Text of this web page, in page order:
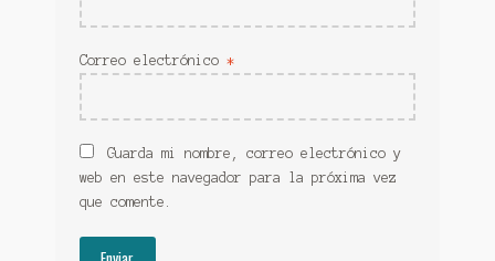
Correo electrónico *
Guarda mi nombre, correo electrónico y
web en este navegador para la próxima vez
que comente.